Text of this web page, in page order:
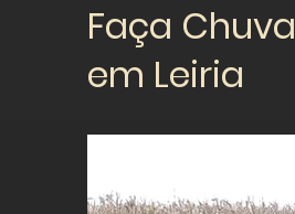
Faça
em Leiria